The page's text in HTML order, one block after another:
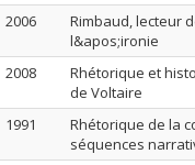
2006
Rimbaud, lecteur
l&apos;ironie
2008
Rhétorique et
de Voltaire
1991
Rhétorique de la
séquences